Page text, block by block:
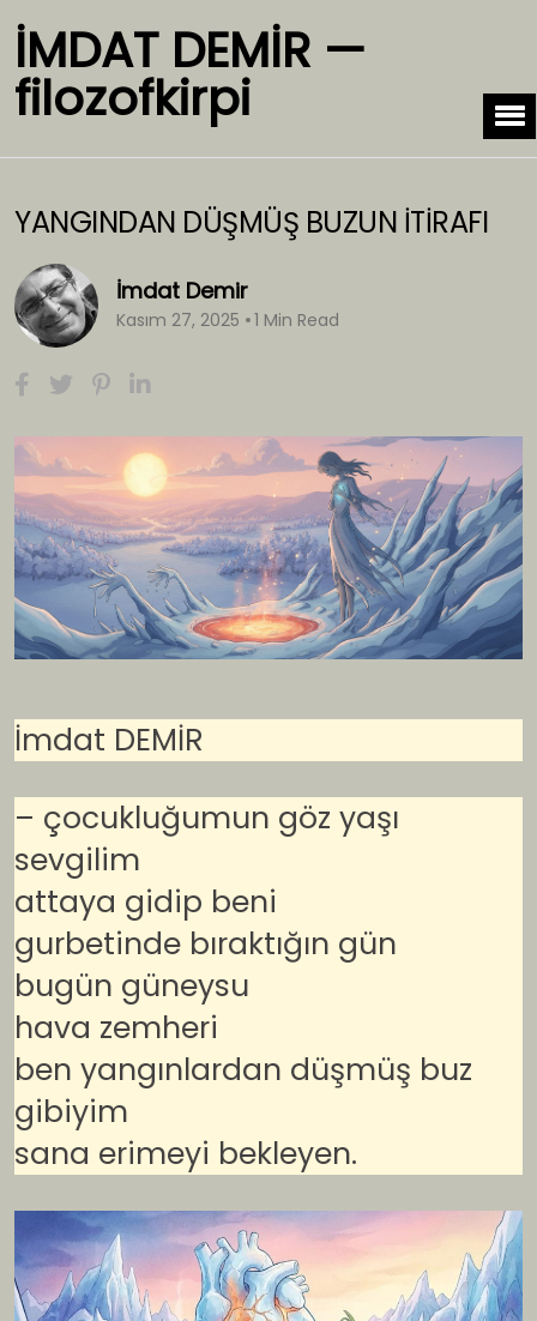
İMDAT DEMİR —
filozofkirpi
YANGINDAN DÜŞMÜŞ BUZUN İTİRAFI
İmdat Demir
Kasım 27, 2025 1 Min Read
İmdat DEMİR
– çocukluğumun göz yaşı
sevgilim
attaya gidip beni
gurbetinde bıraktığın gün
bugün güneysu
hava zemheri
ben yangınlardan düşmüş buz
gibiyim
sana erimeyi bekleyen.